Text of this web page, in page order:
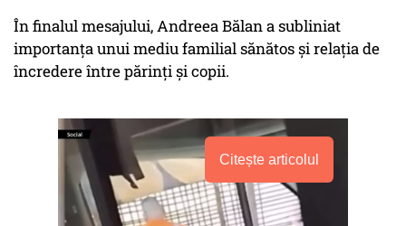
În finalul mesajului, Andreea Bălan a subliniat
importanța unui mediu familial sănătos și relația de
încredere între părinți și copii.
Citește articolul